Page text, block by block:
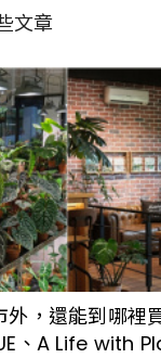
發表全新旗艦摺疊
列絕美色系5大吸睛
文章
外，還能到哪裡
、A Life with